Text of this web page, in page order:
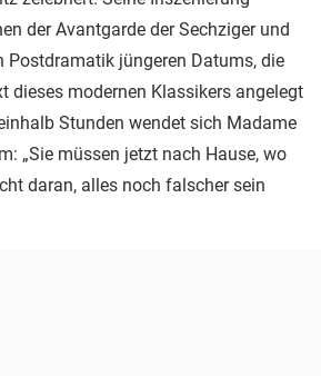
der Avantgarde der Sechziger und
Postdramatik jüngeren Datums, die
dieses modernen Klassikers angelegt
Stunden wendet sich Madame
„Sie müssen jetzt nach Hause, wo
daran, alles noch falscher sein